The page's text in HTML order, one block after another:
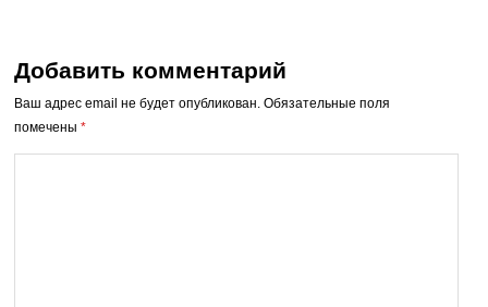
Добавить комментарий
Ваш адрес email не будет опубликован. Обязательные поля
помечены*